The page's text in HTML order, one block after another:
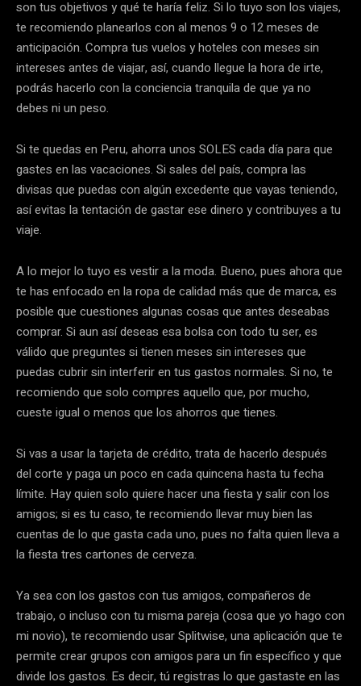
son tus objetivos y qué te haría feliz. Si lo tuyo son los viajes,
te recomiendo planearlos con al menos 9 o 12 meses de
anticipación. Compra tus vuelos y hoteles con meses sin
intereses antes de viajar, así, cuando llegue la hora de irte,
podrás hacerlo con la conciencia tranquila de que ya no
debes ni un peso.
Si te quedas en Peru, ahorra unos SOLES cada día para que
gastes en las vacaciones. Si sales del país, compra las
divisas que puedas con algún excedente que vayas teniendo,
así evitas la tentación de gastar ese dinero y contribuyes a tu
viaje.
A lo mejor lo tuyo es vestir a la moda. Bueno, pues ahora que
te has enfocado en la ropa de calidad más que de marca, es
posible que cuestiones algunas cosas que antes deseabas
comprar. Si aun así deseas esa bolsa con todo tu ser, es
válido que preguntes si tienen meses sin intereses que
puedas cubrir sin interferir en tus gastos normales. Si no, te
recomiendo que solo compres aquello que, por mucho,
cueste igual o menos que los ahorros que tienes.
Si vas a usar la tarjeta de crédito, trata de hacerlo después
del corte y paga un poco en cada quincena hasta tu fecha
límite. Hay quien solo quiere hacer una fiesta y salir con los
amigos; si es tu caso, te recomiendo llevar muy bien las
cuentas de lo que gasta cada uno, pues no falta quien lleva a
la fiesta tres cartones de cerveza.
Ya sea con los gastos con tus amigos, compañeros de
trabajo, o incluso con tu misma pareja (cosa que yo hago con
mi novio), te recomiendo usar Splitwise, una aplicación que te
permite crear grupos con amigos para un fin específico y que
divide los gastos. Es decir, tú registras lo que gastaste en las